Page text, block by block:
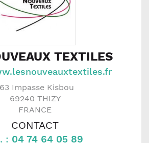
TEXTILES
Impasse Kisbou
69240 THIZY
FRANCE
CONTACT
: 04 74 64 05 89